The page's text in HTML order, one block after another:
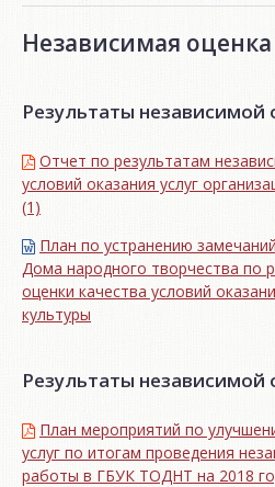
Независимая оценка
Результаты независимой
Отчет по результатам
условий оказания услуг
(1)
План по устранению
Дома народного творчества по
оценки качества условий
культуры
Результаты независимой
План мероприятий по
услуг по итогам проведения
работы в ГБУК ТОДНТ на 2018